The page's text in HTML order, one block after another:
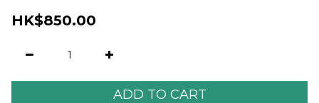
HK$850.00
ADD TO CART